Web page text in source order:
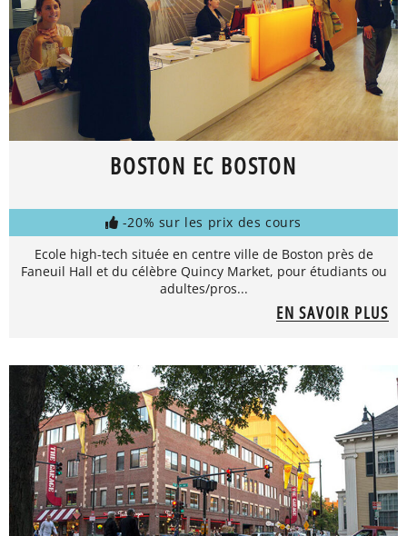
BOSTON EC BOSTON
-20% sur les prix des cours
Ecole high-tech située en centre ville de Boston près de
Faneuil Hall et du célèbre Quincy Market, pour étudiants ou
adultes/pros...
EN SAVOIR PLUS